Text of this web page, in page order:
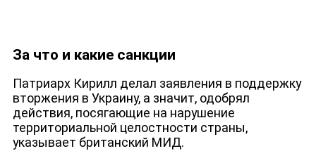
ДЕПУТАТЫ К СЪЕЗДУ
За что и какие санкции
Патриарх Кирилл делал заявления в поддержку
вторжения в Украину, а значит, одобрял
действия, посягающие на нарушение
территориальной целостности страны,
указывает британский МИД.